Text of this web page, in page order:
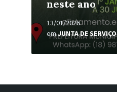
neste ano
13/01/2026
emJUNTA DE